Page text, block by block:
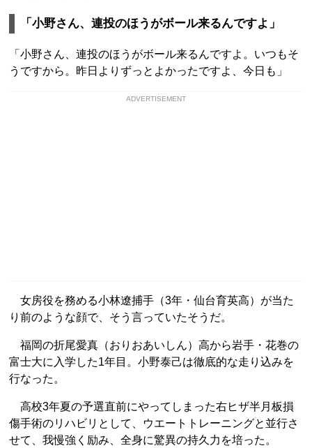
「小野さん、連投のほうがボール来るんですよ」
「小野さん、連投のほうがボール来るんですよ。いつもそ
うですから。昨日よりずっとよかったですよ、今日も」
ADVERTISEMENT
女房役を務める小林遼捕手（3年・仙台育英高）が当た
り前のような顔で、そう言っていたそうだ。
福岡の折尾愛真（おりおあいしん）高から岩手・花巻の
富士大に入学した1年目。小野泰己は徹底的な走り込みを
行なった。
高校3年夏の予選直前にやってしまった右ヒザ半月板損
傷手術のリハビリとして、ウエートトレーニングと並行さ
せて、我慢強く励み、全身に驚異の持久力を培った。